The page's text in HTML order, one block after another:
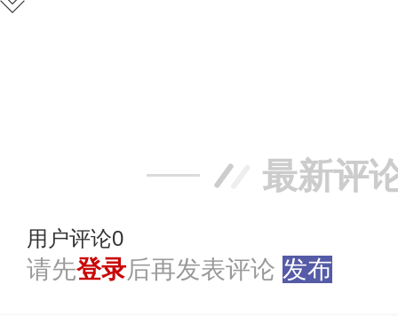
最新评
用户评论0
请先登录后再发表评论 发布